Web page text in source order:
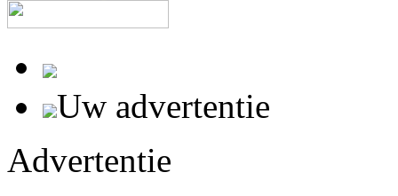
Uw advertentie
Advertentie